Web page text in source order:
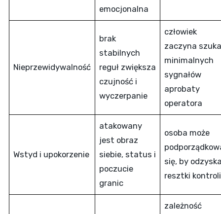
emocjonalna
Nieprzewidywalność
brak
stabilnych
reguł zwiększa
czujność i
wyczerpanie
człowiek
zaczyna
minimalnych
sygnałów
aprobaty
operatora
Wstyd i upokorzenie
atakowany
jest obraz
siebie, status i
poczucie
granic
osoba może
się, by
resztki kontroli
zależność